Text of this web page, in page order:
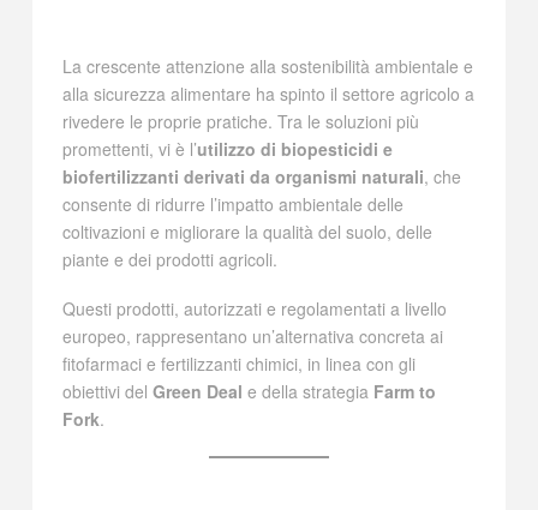
La crescente attenzione alla sostenibilità ambientale e
alla sicurezza alimentare ha spinto il settore agricolo a
rivedere le proprie pratiche. Tra le soluzioni più
promettenti, vi è l’utilizzo di biopesticidi e
biofertilizzanti derivati da organismi naturali, che
consente di ridurre l’impatto ambientale delle
coltivazioni e migliorare la qualità del suolo, delle
piante e dei prodotti agricoli.
Questi prodotti, autorizzati e regolamentati a livello
europeo, rappresentano un’alternativa concreta ai
fitofarmaci e fertilizzanti chimici, in linea con gli
obiettivi del Green Deal e della strategia Farm to
Fork.